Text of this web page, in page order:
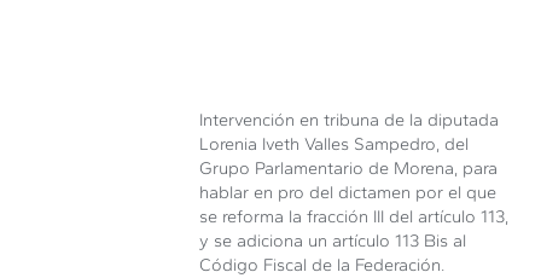
Intervención en tribuna de la diputada
Lorenia Iveth Valles Sampedro, del
Grupo Parlamentario de Morena, para
hablar en pro del dictamen por el que
se reforma la fracción III del artículo 113,
y se adiciona un artículo 113 Bis al
Código Fiscal de la Federación.